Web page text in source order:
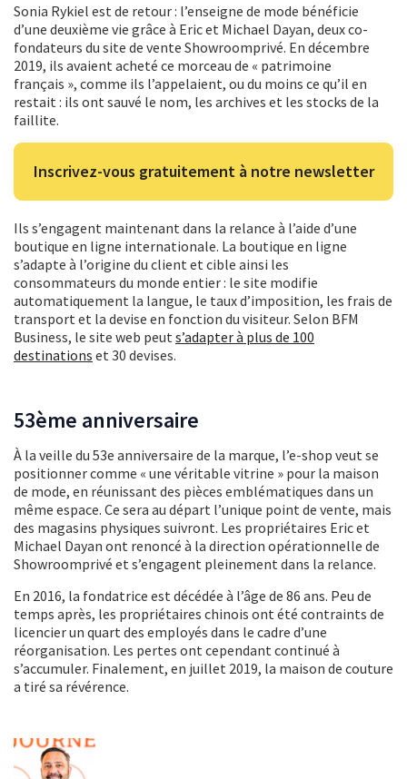
Sonia Rykiel est de retour : l’enseigne de mode bénéficie
d’une deuxième vie grâce à Eric et Michael Dayan, deux co-
fondateurs du site de vente Showroomprivé. En décembre
2019, ils avaient acheté ce morceau de « patrimoine
français », comme ils l’appelaient, ou du moins ce qu’il en
restait : ils ont sauvé le nom, les archives et les stocks de la
faillite.
Inscrivez-vous gratuitement à notre newsletter
Ils s’engagent maintenant dans la relance à l’aide d’une
boutique en ligne internationale. La boutique en ligne
s’adapte à l’origine du client et cible ainsi les
consommateurs du monde entier : le site modifie
automatiquement la langue, le taux d’imposition, les frais de
transport et la devise en fonction du visiteur. Selon BFM
Business, le site web peut s’adapter à plus de 100
destinations et 30 devises.
53ème anniversaire
À la veille du 53e anniversaire de la marque, l’e-shop veut se
positionner comme « une véritable vitrine » pour la maison
de mode, en réunissant des pièces emblématiques dans un
même espace. Ce sera au départ l’unique point de vente, mais
des magasins physiques suivront. Les propriétaires Eric et
Michael Dayan ont renoncé à la direction opérationnelle de
Showroomprivé et s’engagent pleinement dans la relance.
En 2016, la fondatrice est décédée à l’âge de 86 ans. Peu de
temps après, les propriétaires chinois ont été contraints de
licencier un quart des employés dans le cadre d’une
réorganisation. Les pertes ont cependant continué à
s’accumuler. Finalement, en juillet 2019, la maison de couture
a tiré sa révérence.